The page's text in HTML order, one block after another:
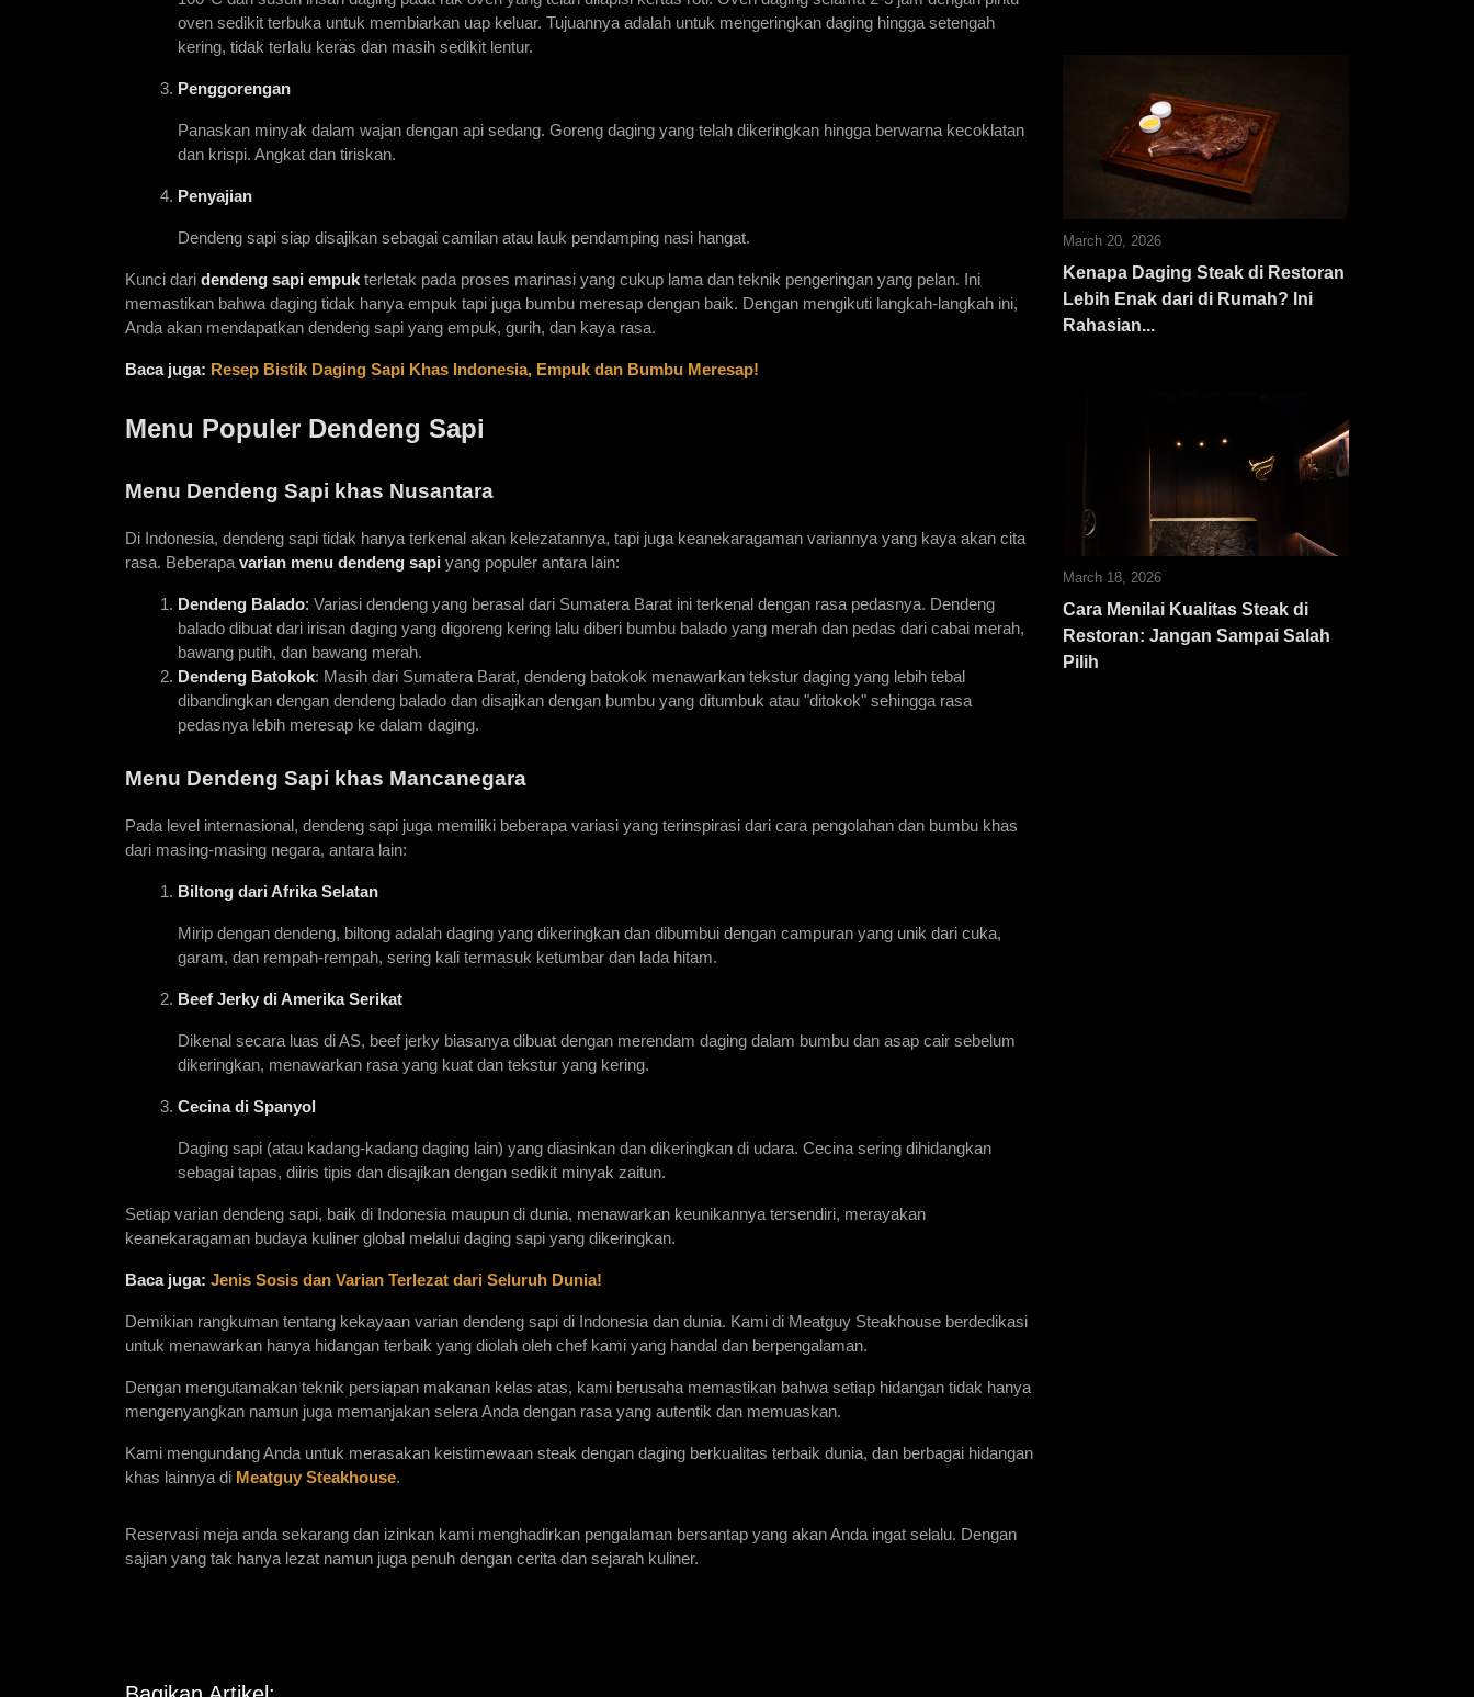
oven sedikit terbuka untuk membiarkan uap keluar. Tujuannya adalah untuk mengeringkan daging hingga setengah
kering, tidak terlalu keras dan masih sedikit lentur.
Penggorengan
Panaskan minyak dalam wajan dengan api sedang. Goreng daging yang telah dikeringkan hingga berwarna kecoklatan
dan krispi. Angkat dan tiriskan.
Penyajian
Dendeng sapi siap disajikan sebagai camilan atau lauk pendamping nasi hangat.
Kunci dari dendeng sapi empuk terletak pada proses marinasi yang cukup lama dan teknik pengeringan yang pelan. Ini
memastikan bahwa daging tidak hanya empuk tapi juga bumbu meresap dengan baik. Dengan mengikuti langkah-langkah ini,
Anda akan mendapatkan dendeng sapi yang empuk, gurih, dan kaya rasa.
Baca juga: Resep Bistik Daging Sapi Khas Indonesia, Empuk dan Bumbu Meresap!
Menu Populer Dendeng Sapi
Menu Dendeng Sapi khas Nusantara
Di Indonesia, dendeng sapi tidak hanya terkenal akan kelezatannya, tapi juga keanekaragaman variannya yang kaya akan cita
rasa. Beberapa varian menu dendeng sapi yang populer antara lain:
Dendeng Balado: Variasi dendeng yang berasal dari Sumatera Barat ini terkenal dengan rasa pedasnya. Dendeng
balado dibuat dari irisan daging yang digoreng kering lalu diberi bumbu balado yang merah dan pedas dari cabai merah,
bawang putih, dan bawang merah.
Dendeng Batokok: Masih dari Sumatera Barat, dendeng batokok menawarkan tekstur daging yang lebih tebal
dibandingkan dengan dendeng balado dan disajikan dengan bumbu yang ditumbuk atau "ditokok" sehingga rasa
pedasnya lebih meresap ke dalam daging.
Menu Dendeng Sapi khas Mancanegara
Pada level internasional, dendeng sapi juga memiliki beberapa variasi yang terinspirasi dari cara pengolahan dan bumbu khas
dari masing-masing negara, antara lain:
Biltong dari Afrika Selatan
Mirip dengan dendeng, biltong adalah daging yang dikeringkan dan dibumbui dengan campuran yang unik dari cuka,
garam, dan rempah-rempah, sering kali termasuk ketumbar dan lada hitam.
Beef Jerky di Amerika Serikat
Dikenal secara luas di AS, beef jerky biasanya dibuat dengan merendam daging dalam bumbu dan asap cair sebelum
dikeringkan, menawarkan rasa yang kuat dan tekstur yang kering.
Cecina di Spanyol
Daging sapi (atau kadang-kadang daging lain) yang diasinkan dan dikeringkan di udara. Cecina sering dihidangkan
sebagai tapas, diiris tipis dan disajikan dengan sedikit minyak zaitun.
Setiap varian dendeng sapi, baik di Indonesia maupun di dunia, menawarkan keunikannya tersendiri, merayakan
keanekaragaman budaya kuliner global melalui daging sapi yang dikeringkan.
Baca juga: Jenis Sosis dan Varian Terlezat dari Seluruh Dunia!
Demikian rangkuman tentang kekayaan varian dendeng sapi di Indonesia dan dunia. Kami di Meatguy Steakhouse berdedikasi
untuk menawarkan hanya hidangan terbaik yang diolah oleh chef kami yang handal dan berpengalaman.
Dengan mengutamakan teknik persiapan makanan kelas atas, kami berusaha memastikan bahwa setiap hidangan tidak hanya
mengenyangkan namun juga memanjakan selera Anda dengan rasa yang autentik dan memuaskan.
Kami mengundang Anda untuk merasakan keistimewaan steak dengan daging berkualitas terbaik dunia, dan berbagai hidangan
khas lainnya di Meatguy Steakhouse.
Reservasi meja anda sekarang dan izinkan kami menghadirkan pengalaman bersantap yang akan Anda ingat selalu. Dengan
sajian yang tak hanya lezat namun juga penuh dengan cerita dan sejarah kuliner.
March 20, 2026
Kenapa Daging Steak di Restoran
Lebih Enak dari di Rumah? Ini
Rahasian...
March 18, 2026
Cara Menilai Kualitas Steak di
Restoran: Jangan Sampai Salah
Pilih